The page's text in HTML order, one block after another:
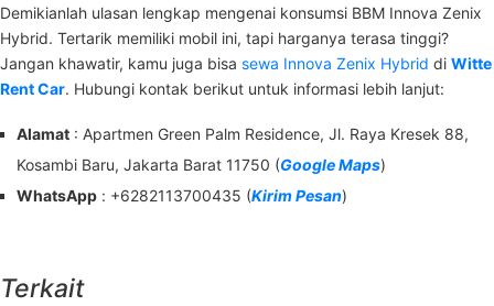
Demikianlah ulasan lengkap mengenai konsumsi BBM Innova Zenix
Hybrid. Tertarik memiliki mobil ini, tapi harganya terasa tinggi?
Jangan khawatir, kamu juga bisa sewa Innova Zenix Hybrid di Witte
Rent Car. Hubungi kontak berikut untuk informasi lebih lanjut:
Alamat : Apartmen Green Palm Residence, Jl. Raya Kresek 88,
Kosambi Baru, Jakarta Barat 11750 (Google Maps)
WhatsApp : +6282113700435 (Kirim Pesan)
Terkait